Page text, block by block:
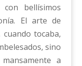
bellísimos
El arte de
tocaba,
sino
a